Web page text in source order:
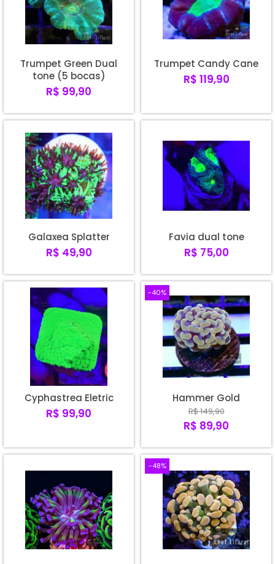
Trumpet Green Dual
tone (5 bocas)
R$ 99,90
Trumpet Candy Cane
R$ 119,90
Galaxea Splatter
R$ 49,90
Favia dual tone
R$ 75,00
Cyphastrea Eletric
R$ 99,90
-40%
Hammer Gold
R$ 149,90
R$ 89,90
-48%